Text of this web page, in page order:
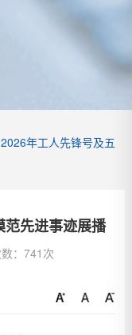
2026年工人先锋号及五
先进事迹展播
：741次